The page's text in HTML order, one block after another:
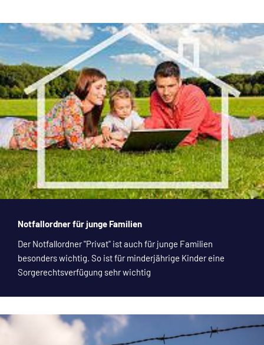
Notfallordner für junge Familien
Der Notfallordner "Privat" ist auch für junge Familien
besonders wichtig. So ist für minderjährige Kinder eine
Sorgerechtsverfügung sehr wichtig